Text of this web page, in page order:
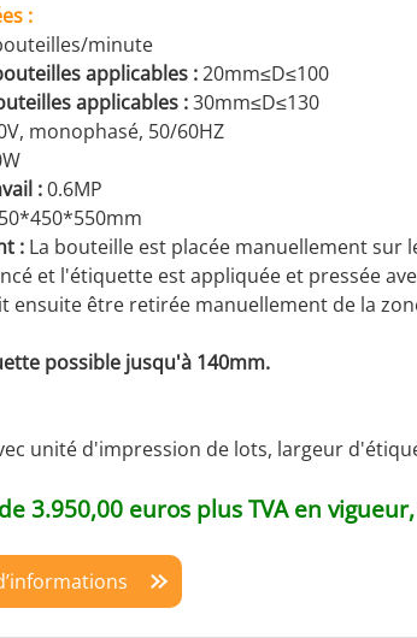
:
minute
applicables :20mm≤D≤100
applicables :30mm≤D≤130
monophasé, 50/60HZ
:0.6MP
: La bouteille est placée manuellement sur
et l'étiquette est appliquée et pressée
ensuite être retirée manuellement de la
possible jusqu'à 140mm.
unité d'impression de lots, largeur
3.950,00 euros plus TVA en